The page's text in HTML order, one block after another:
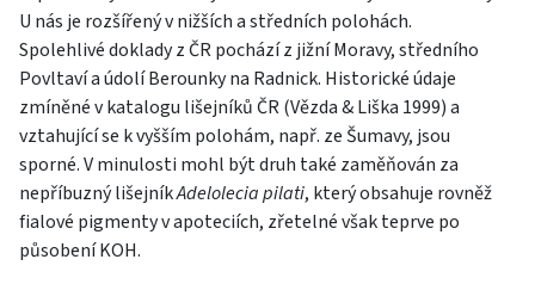
U nás je rozšířený v nižších a středních polohách.
Spolehlivé doklady z ČR pochází z jižní Moravy, středního
Povltaví a údolí Berounky na Radnick. Historické údaje
zmíněné v katalogu lišejníků ČR (Vězda & Liška 1999) a
vztahující se k vyšším polohám, např. ze Šumavy, jsou
sporné. V minulosti mohl být druh také zaměňován za
nepříbuzný lišejníkAdelolecia pilati, který obsahuje rovněž
fialové pigmenty v apoteciích, zřetelné však teprve po
působení KOH.